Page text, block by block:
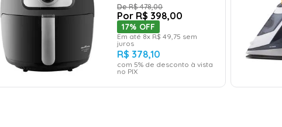
R$ 478,00
R$ 398,00
17% OFF
Em até 8x R$ 49,75 sem
juros
R$ 378,10
com 5% de desconto à vista
no PIX